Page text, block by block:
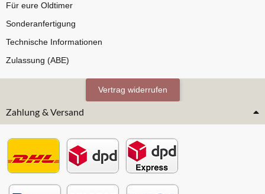
Für eure Oldtimer
Sonderanfertigung
Technische Informationen
Zulassung (ABE)
Vertrag widerrufen
Zahlung & Versand